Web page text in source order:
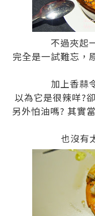
不過夾起
完全是一試難忘，
加上香蒜
以為它是很辣咩?
另外怕油嗎? 其實
也沒有